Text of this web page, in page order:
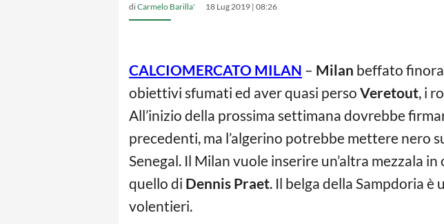
diCarmelo Barilla' 18 Lug 2019 | 08:26
CALCIOMERCATO MILAN – Milan beffato
obiettivi sfumati ed aver quasi perso Veretout, i
All’inizio della prossima settimana dovrebbe
precedenti, ma l’algerino potrebbe mettere nero
Senegal. Il Milan vuole inserire un’altra mezzala
quello di Dennis Praet. Il belga della Sampdoria
volentieri.